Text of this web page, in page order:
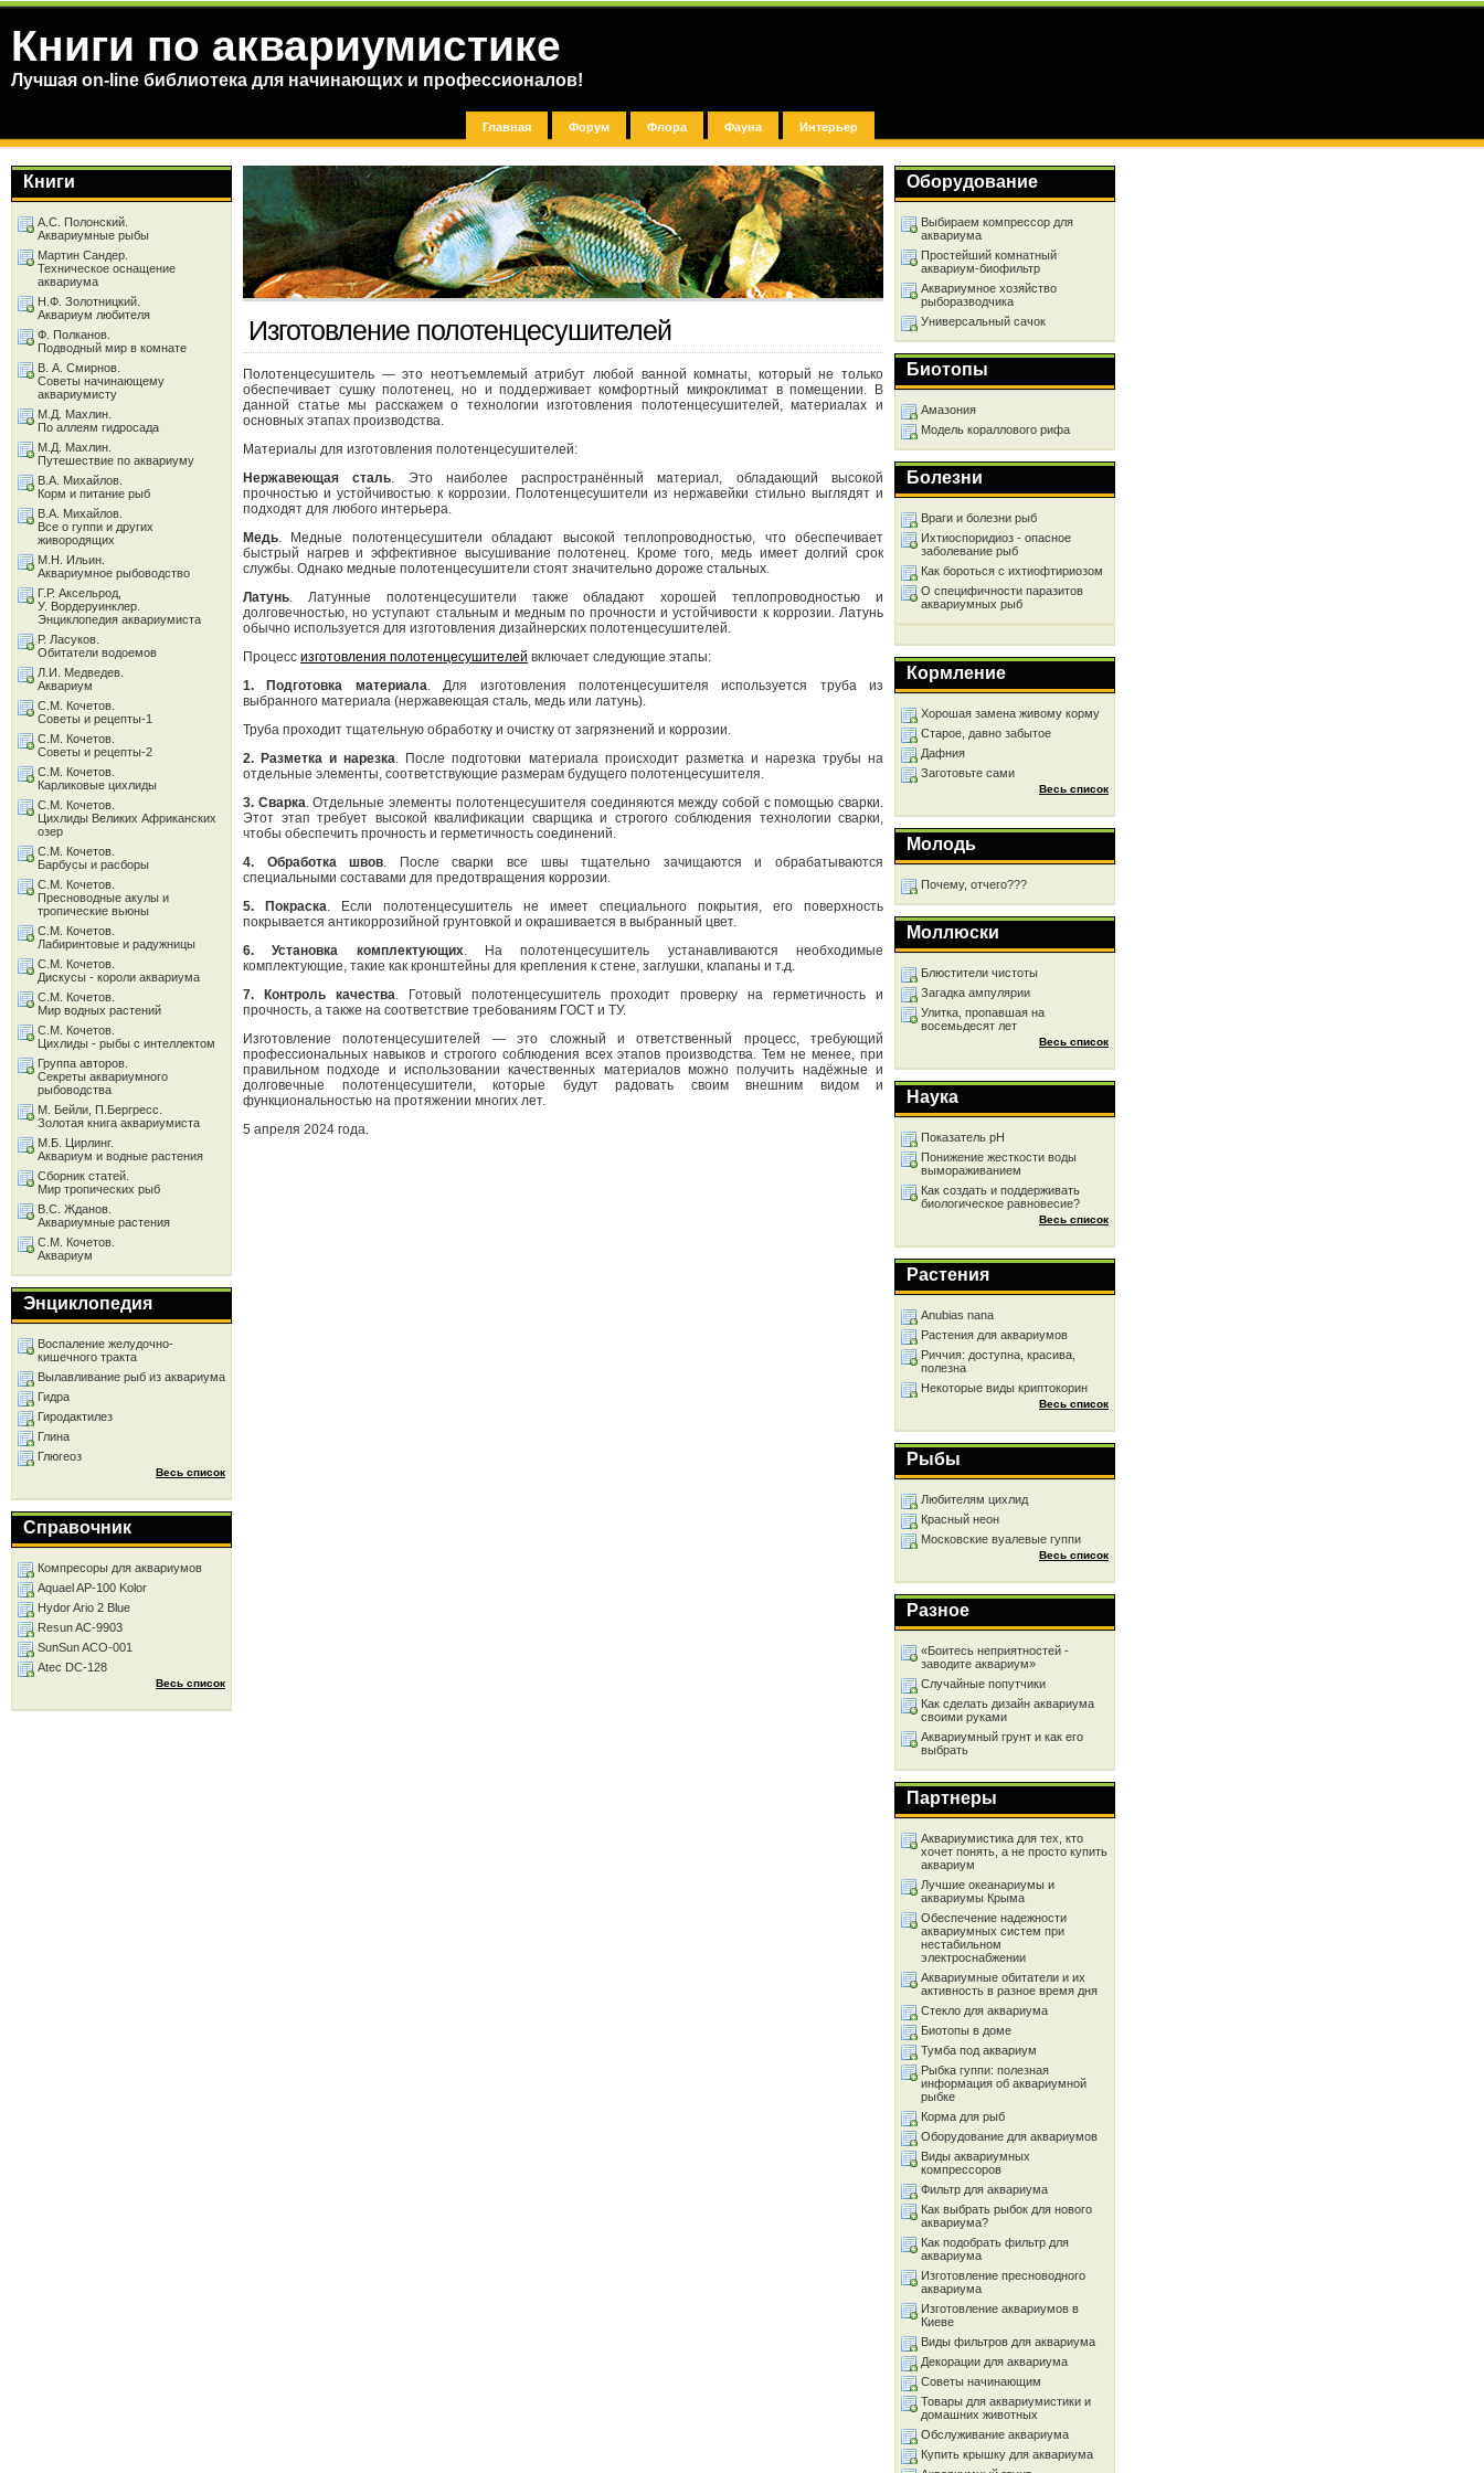
Книги по аквариумистике
Лучшая on-line библиотека для начинающих и профессионалов!
Главная Форум Флора Фауна Интерьер
Изготовление полотенцесушителей
Полотенцесушитель — это неотъемлемый атрибут любой ванной комнаты, который не только
обеспечивает сушку полотенец, но и поддерживает комфортный микроклимат в помещении. В
данной статье мы расскажем о технологии изготовления полотенцесушителей, материалах и
основных этапах производства.
Материалы для изготовления полотенцесушителей:
Нержавеющая сталь. Это наиболее распространённый материал, обладающий высокой
прочностью и устойчивостью к коррозии. Полотенцесушители из нержавейки стильно выглядят и
подходят для любого интерьера.
Медь. Медные полотенцесушители обладают высокой теплопроводностью, что обеспечивает
быстрый нагрев и эффективное высушивание полотенец. Кроме того, медь имеет долгий срок
службы. Однако медные полотенцесушители стоят значительно дороже стальных.
Латунь. Латунные полотенцесушители также обладают хорошей теплопроводностью и
долговечностью, но уступают стальным и медным по прочности и устойчивости к коррозии. Латунь
обычно используется для изготовления дизайнерских полотенцесушителей.
Процесс изготовления полотенцесушителей включает следующие этапы:
1. Подготовка материала. Для изготовления полотенцесушителя используется труба из
выбранного материала (нержавеющая сталь, медь или латунь).
Труба проходит тщательную обработку и очистку от загрязнений и коррозии.
2. Разметка и нарезка. После подготовки материала происходит разметка и нарезка трубы на
отдельные элементы, соответствующие размерам будущего полотенцесушителя.
3. Сварка. Отдельные элементы полотенцесушителя соединяются между собой с помощью сварки.
Этот этап требует высокой квалификации сварщика и строгого соблюдения технологии сварки,
чтобы обеспечить прочность и герметичность соединений.
4. Обработка швов. После сварки все швы тщательно зачищаются и обрабатываются
специальными составами для предотвращения коррозии.
5. Покраска. Если полотенцесушитель не имеет специального покрытия, его поверхность
покрывается антикоррозийной грунтовкой и окрашивается в выбранный цвет.
6. Установка комплектующих. На полотенцесушитель устанавливаются необходимые
комплектующие, такие как кронштейны для крепления к стене, заглушки, клапаны и т.д.
7. Контроль качества. Готовый полотенцесушитель проходит проверку на герметичность и
прочность, а также на соответствие требованиям ГОСТ и ТУ.
Изготовление полотенцесушителей — это сложный и ответственный процесс, требующий
профессиональных навыков и строгого соблюдения всех этапов производства. Тем не менее, при
правильном подходе и использовании качественных материалов можно получить надёжные и
долговечные полотенцесушители, которые будут радовать своим внешним видом и
функциональностью на протяжении многих лет.
5 апреля 2024 года.
Оборудование
Выбираем компрессор для
аквариума
Простейший комнатный
аквариум-биофильтр
Аквариумное хозяйство
рыборазводчика
Универсальный сачок
Биотопы
Амазония
Модель кораллового рифа
Болезни
Враги и болезни рыб
Ихтиоспоридиоз - опасное
заболевание рыб
Как бороться с ихтиофтириозом
О специфичности паразитов
аквариумных рыб
Кормление
Хорошая замена живому корму
Старое, давно забытое
Дафния
Заготовьте сами
Весь список
Молодь
Почему, отчего???
Моллюски
Блюстители чистоты
Загадка ампулярии
Улитка, пропавшая на
восемьдесят лет
Весь список
Наука
Показатель рН
Понижение жесткоcти воды
вымораживанием
Как создать и поддерживать
биологическое равновесие?
Весь список
Растения
Anubias nana
Растения для аквариумов
Риччия: доступна, красива,
полезна
Некоторые виды криптокорин
Весь список
Рыбы
Любителям цихлид
Красный неон
Московские вуалевые гуппи
Весь список
Разное
«Боитесь неприятностей -
заводите аквариум»
Случайные попутчики
Как сделать дизайн аквариума
своими руками
Аквариумный грунт и как его
выбрать
Партнеры
Аквариумистика для тех, кто
хочет понять, а не просто купить
аквариум
Лучшие океанариумы и
аквариумы Крыма
Обеспечение надежности
аквариумных систем при
нестабильном
электроснабжении
Аквариумные обитатели и их
активность в разное время дня
Стекло для аквариума
Биотопы в доме
Тумба под аквариум
Рыбка гуппи: полезная
информация об аквариумной
рыбке
Корма для рыб
Оборудование для аквариумов
Виды аквариумных
компрессоров
Фильтр для аквариума
Как выбрать рыбок для нового
аквариума?
Как подобрать фильтр для
аквариума
Изготовление пресноводного
аквариума
Изготовление аквариумов в
Киеве
Виды фильтров для аквариума
Декорации для аквариума
Советы начинающим
Товары для аквариумистики и
домашних животных
Обслуживание аквариума
Купить крышку для аквариума
Книги
А.С. Полонский.
Аквариумные рыбы
Мартин Сандер.
Техническое оснащение
аквариума
Н.Ф. Золотницкий.
Аквариум любителя
Ф. Полканов.
Подводный мир в комнате
В. А. Смирнов.
Советы начинающему
аквариумисту
М.Д. Махлин.
По аллеям гидросада
М.Д. Махлин.
Путешествие по аквариуму
В.А. Михайлов.
Корм и питание рыб
В.А. Михайлов.
Все о гуппи и других
живородящих
М.Н. Ильин.
Аквариумное рыбоводство
Г.Р. Аксельрод,
У. Вордеруинклер.
Энциклопедия аквариумиста
Р. Ласуков.
Обитатели водоемов
Л.И. Медведев.
Аквариум
С.М. Кочетов.
Советы и рецепты-1
С.М. Кочетов.
Советы и рецепты-2
С.М. Кочетов.
Карликовые цихлиды
С.М. Кочетов.
Цихлиды Великих Африканских
озер
С.М. Кочетов.
Барбусы и расборы
С.М. Кочетов.
Пресноводные акулы и
тропические вьюны
С.М. Кочетов.
Лабиринтовые и радужницы
С.М. Кочетов.
Дискусы - короли аквариума
С.М. Кочетов.
Мир водных растений
С.М. Кочетов.
Цихлиды - рыбы с интеллектом
Группа авторов.
Секреты аквариумного
рыбоводства
М. Бейли, П.Бергресс.
Золотая книга аквариумиста
М.Б. Цирлинг.
Аквариум и водные растения
Сборник статей.
Мир тропических рыб
В.С. Жданов.
Аквариумные растения
С.М. Кочетов.
Аквариум
Энциклопедия
Воспаление желудочно-
кишечного тракта
Вылавливание рыб из аквариума
Гидра
Гиродактилез
Глина
Глюгеоз
Весь список
Справочник
Компресоры для аквариумов
Aquael AP-100 Kolor
Hydor Ario 2 Blue
Resun AC-9903
SunSun ACO-001
Atec DC-128
Весь список